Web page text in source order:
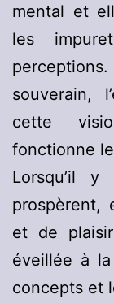
mental et
les
souverain,
cette
fonctionne
Lorsqu’il
prospèrent,
et de
éveillée à
concepts et